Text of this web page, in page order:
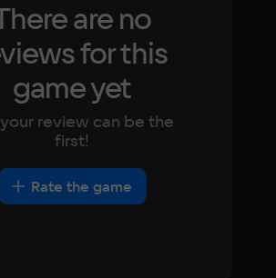
11, Звуковая карта: совместимая
are no
for this
game yet
review can be the
first!
Rate the game